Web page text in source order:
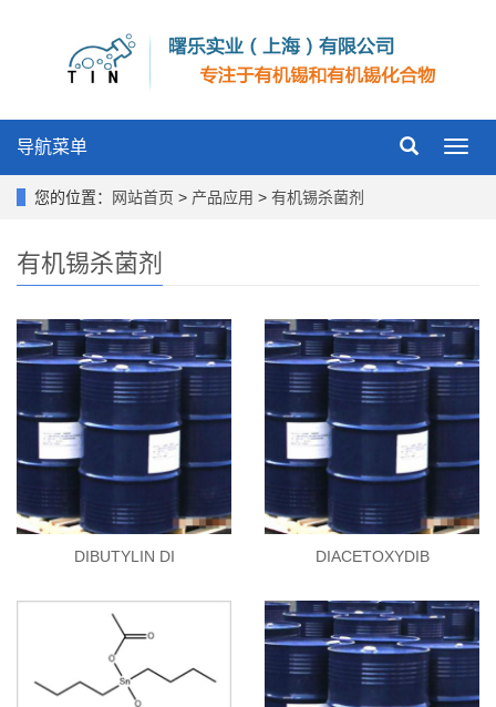
导航菜单
您的位置： 网站首页 > 产品应用 > 有机锡杀菌剂
有机锡杀菌剂
DIBUTYLIN DI DIACETOXYDIB